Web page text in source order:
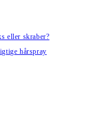
eller skraber?
hårspray